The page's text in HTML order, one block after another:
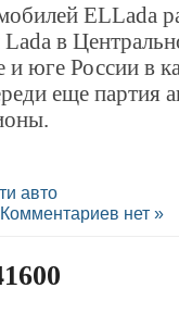
ELLada
в
юге России в
еще партия
авто
Комментариев нет »